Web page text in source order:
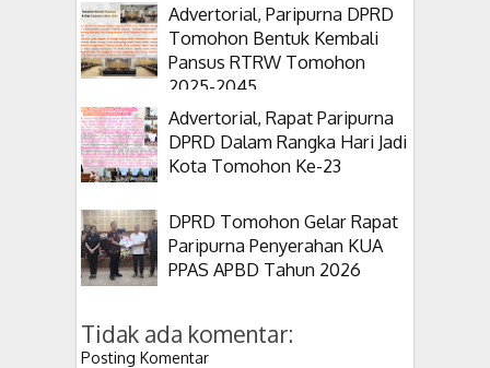
Advertorial, Paripurna DPRD
Tomohon Bentuk Kembali
Pansus RTRW Tomohon
2025-2045
Advertorial, Rapat Paripurna
DPRD Dalam Rangka Hari Jadi
Kota Tomohon Ke-23
DPRD Tomohon Gelar Rapat
Paripurna Penyerahan KUA
PPAS APBD Tahun 2026
Tidak ada komentar:
Posting Komentar